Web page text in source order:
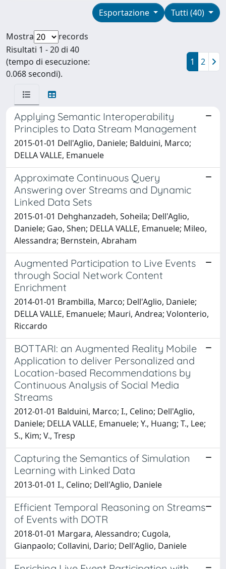
Tutti (40)
Esportazione
Mostra
records
Risultati 1 - 20 di 40
(tempo di esecuzione:
0.068 secondi).
1 2
Applying Semantic Interoperability
Principles to Data Stream Management
2015-01-01 Dell'Aglio, Daniele; Balduini, Marco;
DELLA VALLE, Emanuele
Approximate Continuous Query
Answering over Streams and Dynamic
Linked Data Sets
2015-01-01 Dehghanzadeh, Soheila; Dell'Aglio,
Daniele; Gao, Shen; DELLA VALLE, Emanuele; Mileo,
Alessandra; Bernstein, Abraham
Augmented Participation to Live Events
through Social Network Content
Enrichment
2014-01-01 Brambilla, Marco; Dell'Aglio, Daniele;
DELLA VALLE, Emanuele; Mauri, Andrea; Volonterio,
Riccardo
BOTTARI: an Augmented Reality Mobile
Application to deliver Personalized and
Location-based Recommendations by
Continuous Analysis of Social Media
Streams
2012-01-01 Balduini, Marco; I., Celino; Dell'Aglio,
Daniele; DELLA VALLE, Emanuele; Y., Huang; T., Lee;
S., Kim; V., Tresp
Capturing the Semantics of Simulation
Learning with Linked Data
2013-01-01 I., Celino; Dell'Aglio, Daniele
Efficient Temporal Reasoning on Streams
of Events with DOTR
2018-01-01 Margara, Alessandro; Cugola,
Gianpaolo; Collavini, Dario; Dell'Aglio, Daniele